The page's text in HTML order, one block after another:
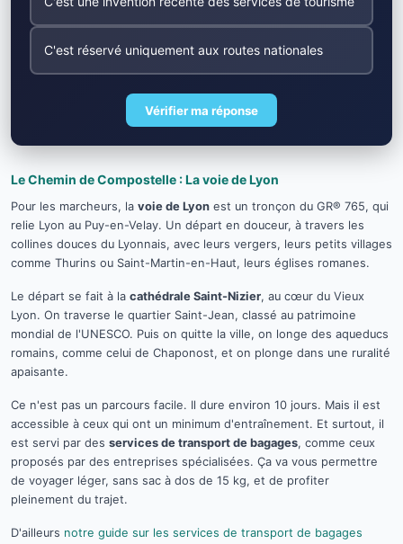
C'est réservé uniquement aux routes nationales
Vérifier ma réponse
Le Chemin de Compostelle : La voie de Lyon
Pour les marcheurs, la voie de Lyon est un tronçon du GR® 765, qui
relie Lyon au Puy-en-Velay. Un départ en douceur, à travers les
collines douces du Lyonnais, avec leurs vergers, leurs petits villages
comme Thurins ou Saint-Martin-en-Haut, leurs églises romanes.
Le départ se fait à la cathédrale Saint-Nizier, au cœur du Vieux
Lyon. On traverse le quartier Saint-Jean, classé au patrimoine
mondial de l'UNESCO. Puis on quitte la ville, on longe des aqueducs
romains, comme celui de Chaponost, et on plonge dans une ruralité
apaisante.
Ce n'est pas un parcours facile. Il dure environ 10 jours. Mais il est
accessible à ceux qui ont un minimum d'entraînement. Et surtout, il
est servi par des services de transport de bagages, comme ceux
proposés par des entreprises spécialisées. Ça va vous permettre
de voyager léger, sans sac à dos de 15 kg, et de profiter
pleinement du trajet.
D'ailleurs notre guide sur les services de transport de bagages